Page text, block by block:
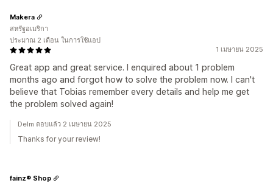
1 เมษายน 2025
Great app and great service. I enquired about 1 problem
months ago and forgot how to solve the problem now. I can't
believe that Tobias remember every details and help me get
the problem solved again!
Makera
สหรัฐอเมริกา
ประมาณ 2 เดือน ในการใช้แอป
Delm ตอบแล้ว 2 เมษายน 2025
Thanks for your review!
fainz® Shop